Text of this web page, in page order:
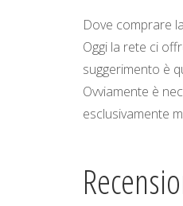
Dove comprare
Oggi la rete ci
suggerimento è
Ovviamente è
esclusivamente